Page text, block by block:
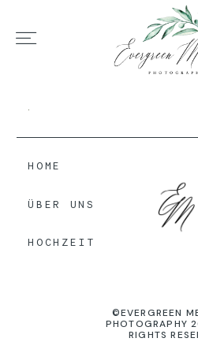
HOME
ÜBER UNS
HOCHZEIT
©EVERGREEN
PHOTOGRAPHY
RIGHTS